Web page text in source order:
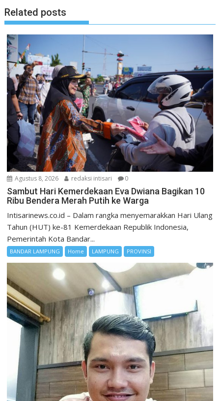
Related posts
Agustus 8, 2026 redaksi intisari 0
Sambut Hari Kemerdekaan Eva Dwiana Bagikan 10
Ribu Bendera Merah Putih ke Warga
Intisarinews.co.id – Dalam rangka menyemarakkan Hari Ulang
Tahun (HUT) ke-81 Kemerdekaan Republik Indonesia,
Pemerintah Kota Bandar...
BANDAR LAMPUNG Home LAMPUNG PROVINSI